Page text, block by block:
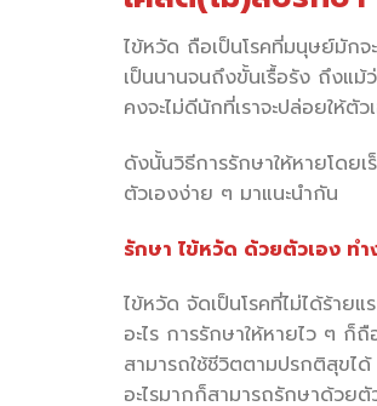
ไข้หวัด ถือเป็นโรคที่มนุษย์มักจ
เป็นนานจนถึงขั้นเรื้อรัง ถึงแม้ว่
คงจะไม่ดีนักที่เราจะปล่อยให้
ดังนั้นวิธีการรักษาให้หายโดยเ
ตัวเองง่าย ๆ มาแนะนำกัน
รักษา ไข้หวัด ด้วยตัวเอง ท
ไข้หวัด จัดเป็นโรคที่ไม่ได้ร้าย
อะไร การรักษาให้หายไว ๆ ก็
สามารถใช้ชีวิตตามปรกติสุขไ
อะไรมากก็สามารถรักษาด้วย